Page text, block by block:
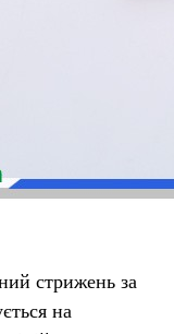
стрижень за
на